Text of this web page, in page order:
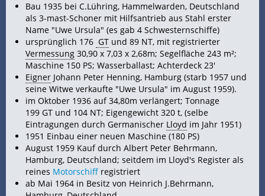
Bau 1935 bei C.Lühring, Hammelwarden, Deutschland
als 3-mast-Schoner mit Hilfsantrieb aus Stahl erster
Name "Uwe Ursula" (es gab 4 Schwesternschiffe)
ursprünglich 176 GT und 89 NT, mit registrierter
Vermessung 30,90 x 7,03 x 2,68m; Segelfläche 243 m²;
Maschine 150 PS; Wasserballast; Achterdeck 23'
Eigner Johann Peter Henning, Hamburg (starb 1957 und
seine Witwe verkaufte "Uwe Ursula" im August 1959).
im Oktober 1936 auf 34,80m verlängert; Tonnage
199 GT und 104 NT; Eigengewicht 320 t, (selbe
Eintragungen durch Germanischer Lloyd im Jahr 1951)
1951 Einbau einer neuen Maschine (180 PS)
August 1959 Kauf durch Albert Peter Behrmann,
Hamburg, Deutschland; seitdem im Lloyd's Register als
reines Motorschiff registriert
ab Mai 1964 in Besitz von Heinrich J.Behrmann,